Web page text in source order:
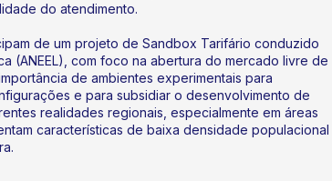
do atendimento.
de um projeto de Sandbox Tarifário conduzido
(ANEEL), com foco na abertura do mercado livre de
de ambientes experimentais para
e para subsidiar o desenvolvimento de
realidades regionais, especialmente em áreas
características de baixa densidade populacional